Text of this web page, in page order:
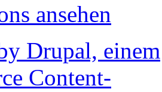
ansehen